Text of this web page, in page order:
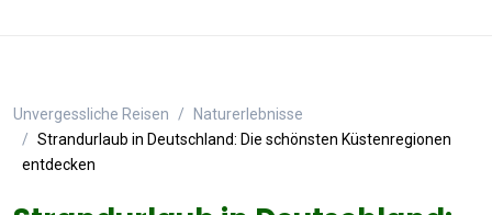
Unvergessliche Reisen
Naturerlebnisse
Strandurlaub in Deutschland: Die schönsten Küstenregionen
entdecken